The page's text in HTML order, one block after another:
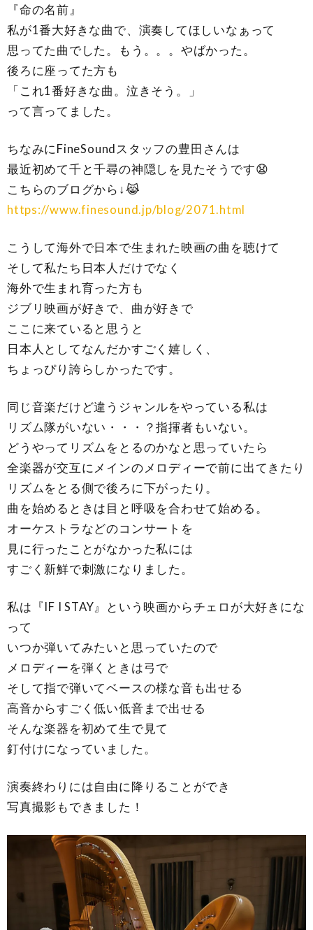
『命の名前』
私が1番大好きな曲で、演奏してほしいなぁって
思ってた曲でした。もう。。。やばかった。
後ろに座ってた方も
「これ1番好きな曲。泣きそう。」
って言ってました。
ちなみにFineSoundスタッフの豊田さんは
最近初めて千と千尋の神隠しを見たそうです😧
こちらのブログから↓😹
https://www.finesound.jp/blog/2071.html
こうして海外で日本で生まれた映画の曲を聴けて
そして私たち日本人だけでなく
海外で生まれ育った方も
ジブリ映画が好きで、曲が好きで
ここに来ていると思うと
日本人としてなんだかすごく嬉しく、
ちょっぴり誇らしかったです。
同じ音楽だけど違うジャンルをやっている私は
リズム隊がいない・・・？指揮者もいない。
どうやってリズムをとるのかなと思っていたら
全楽器が交互にメインのメロディーで前に出てきたり
リズムをとる側で後ろに下がったり。
曲を始めるときは目と呼吸を合わせて始める。
オーケストラなどのコンサートを
見に行ったことがなかった私には
すごく新鮮で刺激になりました。
私は『IF I STAY』という映画からチェロが大好きにな
って
いつか弾いてみたいと思っていたので
メロディーを弾くときは弓で
そして指で弾いてベースの様な音も出せる
高音からすごく低い低音まで出せる
そんな楽器を初めて生で見て
釘付けになっていました。
演奏終わりには自由に降りることができ
写真撮影もできました！